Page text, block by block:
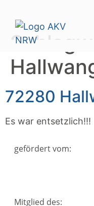
72280
Es war entsetzlich!!!
gefördert vom:
Mitglied des: